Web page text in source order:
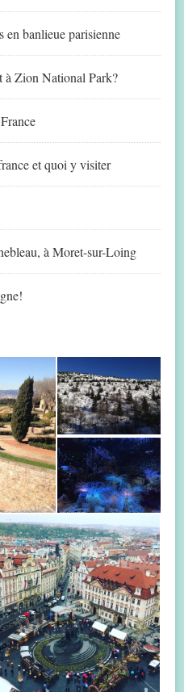
en banlieue parisienne
à Zion National Park?
et quoi y visiter
à Moret-sur-Loing